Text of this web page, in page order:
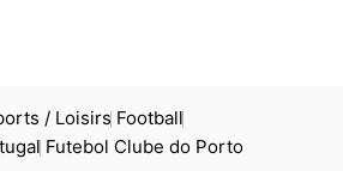
/ Loisirs Football
Futebol Clube do Porto